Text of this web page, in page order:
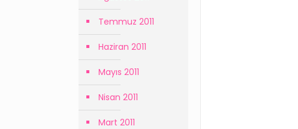
Temmuz 2011
Haziran 2011
Mayıs 2011
Nisan 2011
Mart 2011